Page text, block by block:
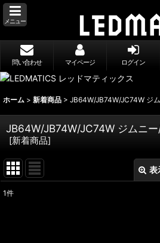
メニュー
問い合わせ マイページ ログイン
ホーム > 新着商品 > JB64W/JB74W/JC74W ジ
JB64W/JB74W/JC74W ジムニ
[新着商品]
表
1件